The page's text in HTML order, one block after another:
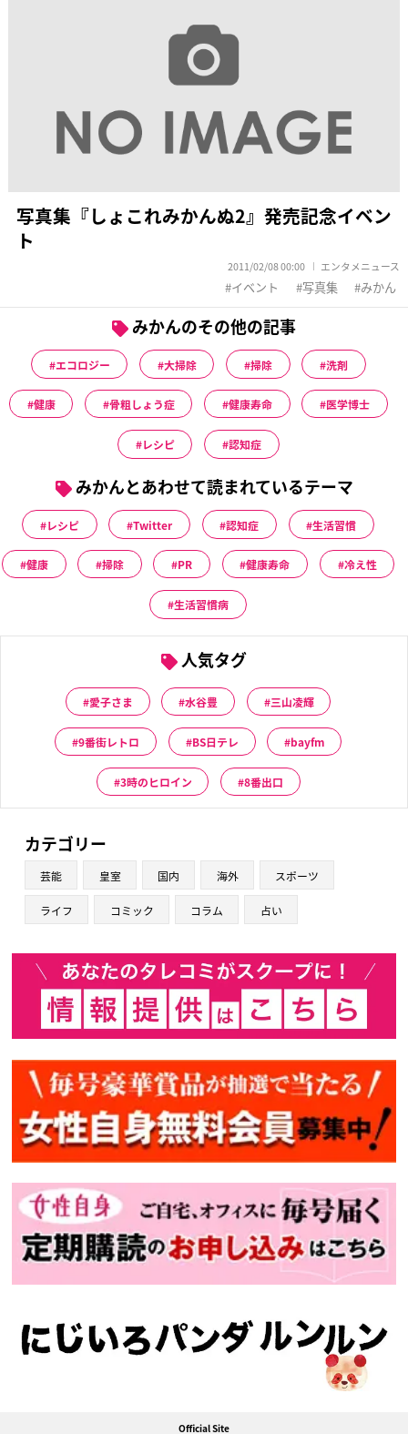
写真集『しょこれみかんぬ2』発売記念イベン
ト
2011/02/08 00:00 エンタメニュース
イベント 写真集 みかん
みかんのその他の記事
エコロジー 大掃除 掃除 洗剤
健康 骨粗しょう症 健康寿命 医学博士
レシピ 認知症
みかんとあわせて読まれているテーマ
レシピ Twitter 認知症 生活習慣
健康 掃除 PR 健康寿命 冷え性
生活習慣病
人気タグ
愛子さま 水谷豊 三山凌輝
9番街レトロ BS日テレ bayfm
3時のヒロイン 8番出口
カテゴリー
芸能 皇室 国内 海外 スポーツ
ライフ コミック コラム 占い
Official Site